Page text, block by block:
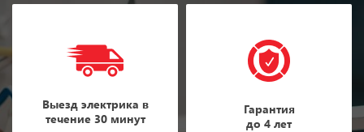
Выезд электрика в
течение 30 минут
Гарантия
до 4 лет